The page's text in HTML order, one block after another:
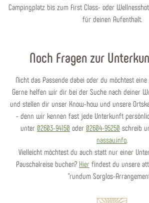
Campingplatz bis zum First Class- oder
für deinen Aufenthalt.
Noch Fragen zur
Nicht das Passende dabei oder du möchtest
Gerne helfen wir dir bei der Suche nach deiner
und stellen dir unser Know-how und unsere
- denn wir kennen fast jede Unterkunft
unter 02603-94150 oder 02604-95250 schreib
nassau.info
Vielleicht möchtest du auch statt nur einer
Pauschalreise buchen? Hier findest du unsere
"rundum Sorglos-